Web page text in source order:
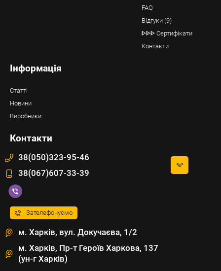
FAQ
Відгуки (9)
ᐈᐈᐈ Сертифікати
Контакти
Інформація
Статті
Новини
Виробники
Контакти
38(050)323-95-46
38(067)607-33-39
Зателефонуємо
м. Харків, вул. Докучаєва, 1/2
м. Харків, Пр-т Героїв Харкова, 137
(ун-г Харків)